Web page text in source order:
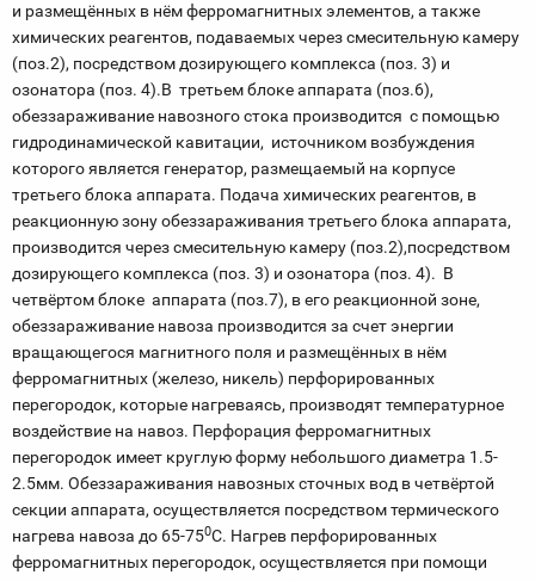
и размещённых в нём ферромагнитных элементов, а также
химических реагентов, подаваемых через смесительную камеру
(поз.2), посредством дозирующего комплекса (поз. 3) и
озонатора (поз. 4).В третьем блоке аппарата (поз.6),
обеззараживание навозного стока производится с помощью
гидродинамической кавитации, источником возбуждения
которого является генератор, размещаемый на корпусе
третьего блока аппарата. Подача химических реагентов, в
реакционную зону обеззараживания третьего блока аппарата,
производится через смесительную камеру (поз.2),посредством
дозирующего комплекса (поз. 3) и озонатора (поз. 4). В
четвёртом блоке аппарата (поз.7), в его реакционной зоне,
обеззараживание навоза производится за счет энергии
вращающегося магнитного поля и размещённых в нём
ферромагнитных (железо, никель) перфорированных
перегородок, которые нагреваясь, производят температурное
воздействие на навоз. Перфорация ферромагнитных
перегородок имеет круглую форму небольшого диаметра 1.5-
2.5мм. Обеззараживания навозных сточных вод в четвёртой
секции аппарата, осуществляется посредством термического
нагрева навоза до 65-750С. Нагрев перфорированных
ферромагнитных перегородок, осуществляется при помощи